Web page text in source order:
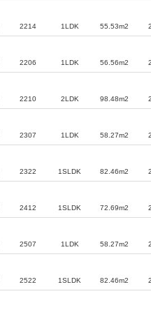
2214 1LDK 55.53m2
2206 1LDK 56.56m2
2210 2LDK 98.48m2
2307 1LDK 58.27m2
2322 1SLDK 82.46m2
2412 1SLDK 72.69m2
2507 1LDK 58.27m2
2522 1SLDK 82.46m2